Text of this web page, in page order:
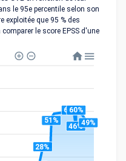
le 95e percentile selon son
exploitée que 95 % des
le score EPSS d'une
28%
51%
60%
46%
60%
49%